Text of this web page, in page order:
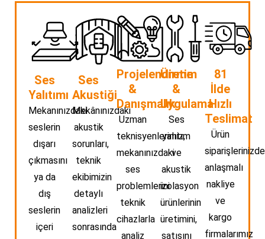
Ses
Yalıtımı
Mekanınızdaki
seslerin
dışarı
çıkmasını
ya da
dış
seslerin
içeri
Ses
Akustiği
Mekânınızdaki
akustik
sorunları,
teknik
ekibimizin
detaylı
analizleri
sonrasında
Projelendirme
&
Danışmalık
Uzman
teknisyenlerimiz,
mekanınızdaki
ses
problemlerini
teknik
cihazlarla
analiz
Üretim
&
Uygulama
Ses
yalıtım
ve
akustik
izolasyon
ürünlerinin
üretimini,
satışını
81
İlde
Hızlı
Teslimat
Ürün
anlaşmalı
nakliye
ve
kargo
firmalarımız